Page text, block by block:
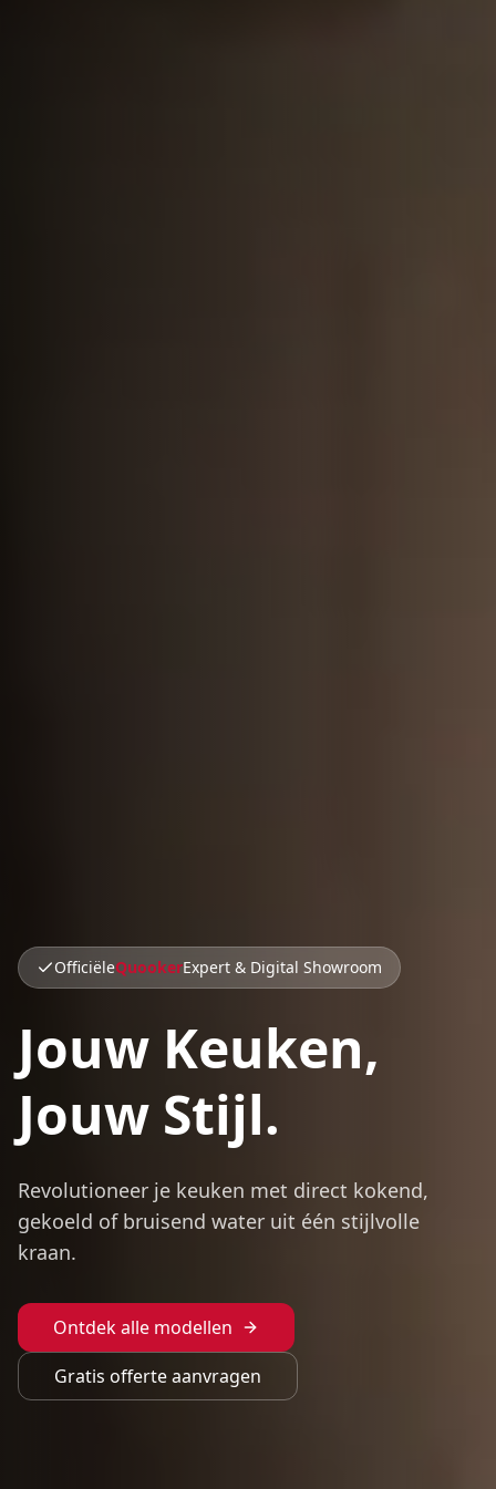
OfficiëleQuookerExpert & Digital Showroom
Jouw Keuken,
Jouw Stijl.
Revolutioneer je keuken met direct kokend,
gekoeld of bruisend water uit één stijlvolle
kraan.
Ontdek alle modellen
Gratis offerte aanvragen